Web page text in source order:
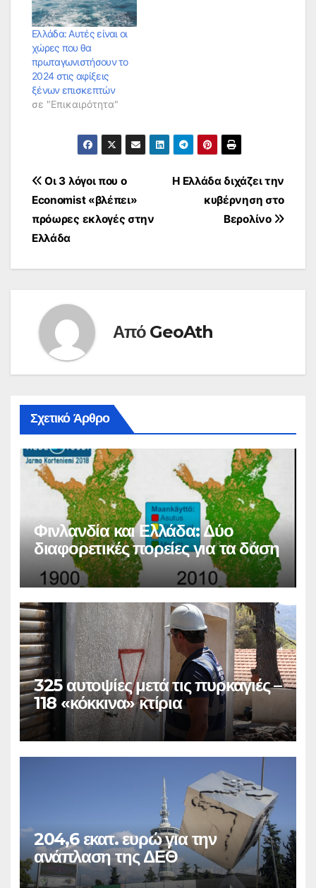
Ελλάδα: Αυτές είναι οι
χώρες που θα
πρωταγωνιστήσουν το
2024 στις αφίξεις
ξένων επισκεπτών
σε "Επικαιρότητα"
Πλοήγηση
άρθρων
Η Ελλάδα διχάζει την
κυβέρνηση στο
Βερολίνο
Οι 3 λόγοι που ο
Economist «βλέπει»
πρόωρες εκλογές στην
Ελλάδα
Από GeoAth
Σχετικό Άρθρο
Φινλανδία και Ελλάδα: Δύο
διαφορετικές πορείες για τα δάση
325 αυτοψίες μετά τις πυρκαγιές –
118 «κόκκινα» κτίρια
204,6 εκατ. ευρώ για την
ανάπλαση της ΔΕΘ